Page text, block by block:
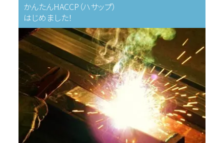
かんたんHACCP（ハサップ）
はじめました！